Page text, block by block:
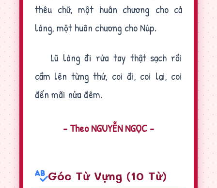
thêu chữ, một huân chương cho cả
làng, một huân chương cho Núp.
Lũ làng đi rửa tay thật sạch rồi
cầm lên từng thứ, coi đi, coi lại, coi
đến mãi nửa đêm.
- Theo NGUYỄN NGỌC -
Góc Từ Vựng (10 Từ)